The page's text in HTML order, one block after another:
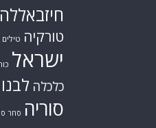
חיזבאללה
טורקיה טילים
ישראל
כלכלה
סוריה סחר